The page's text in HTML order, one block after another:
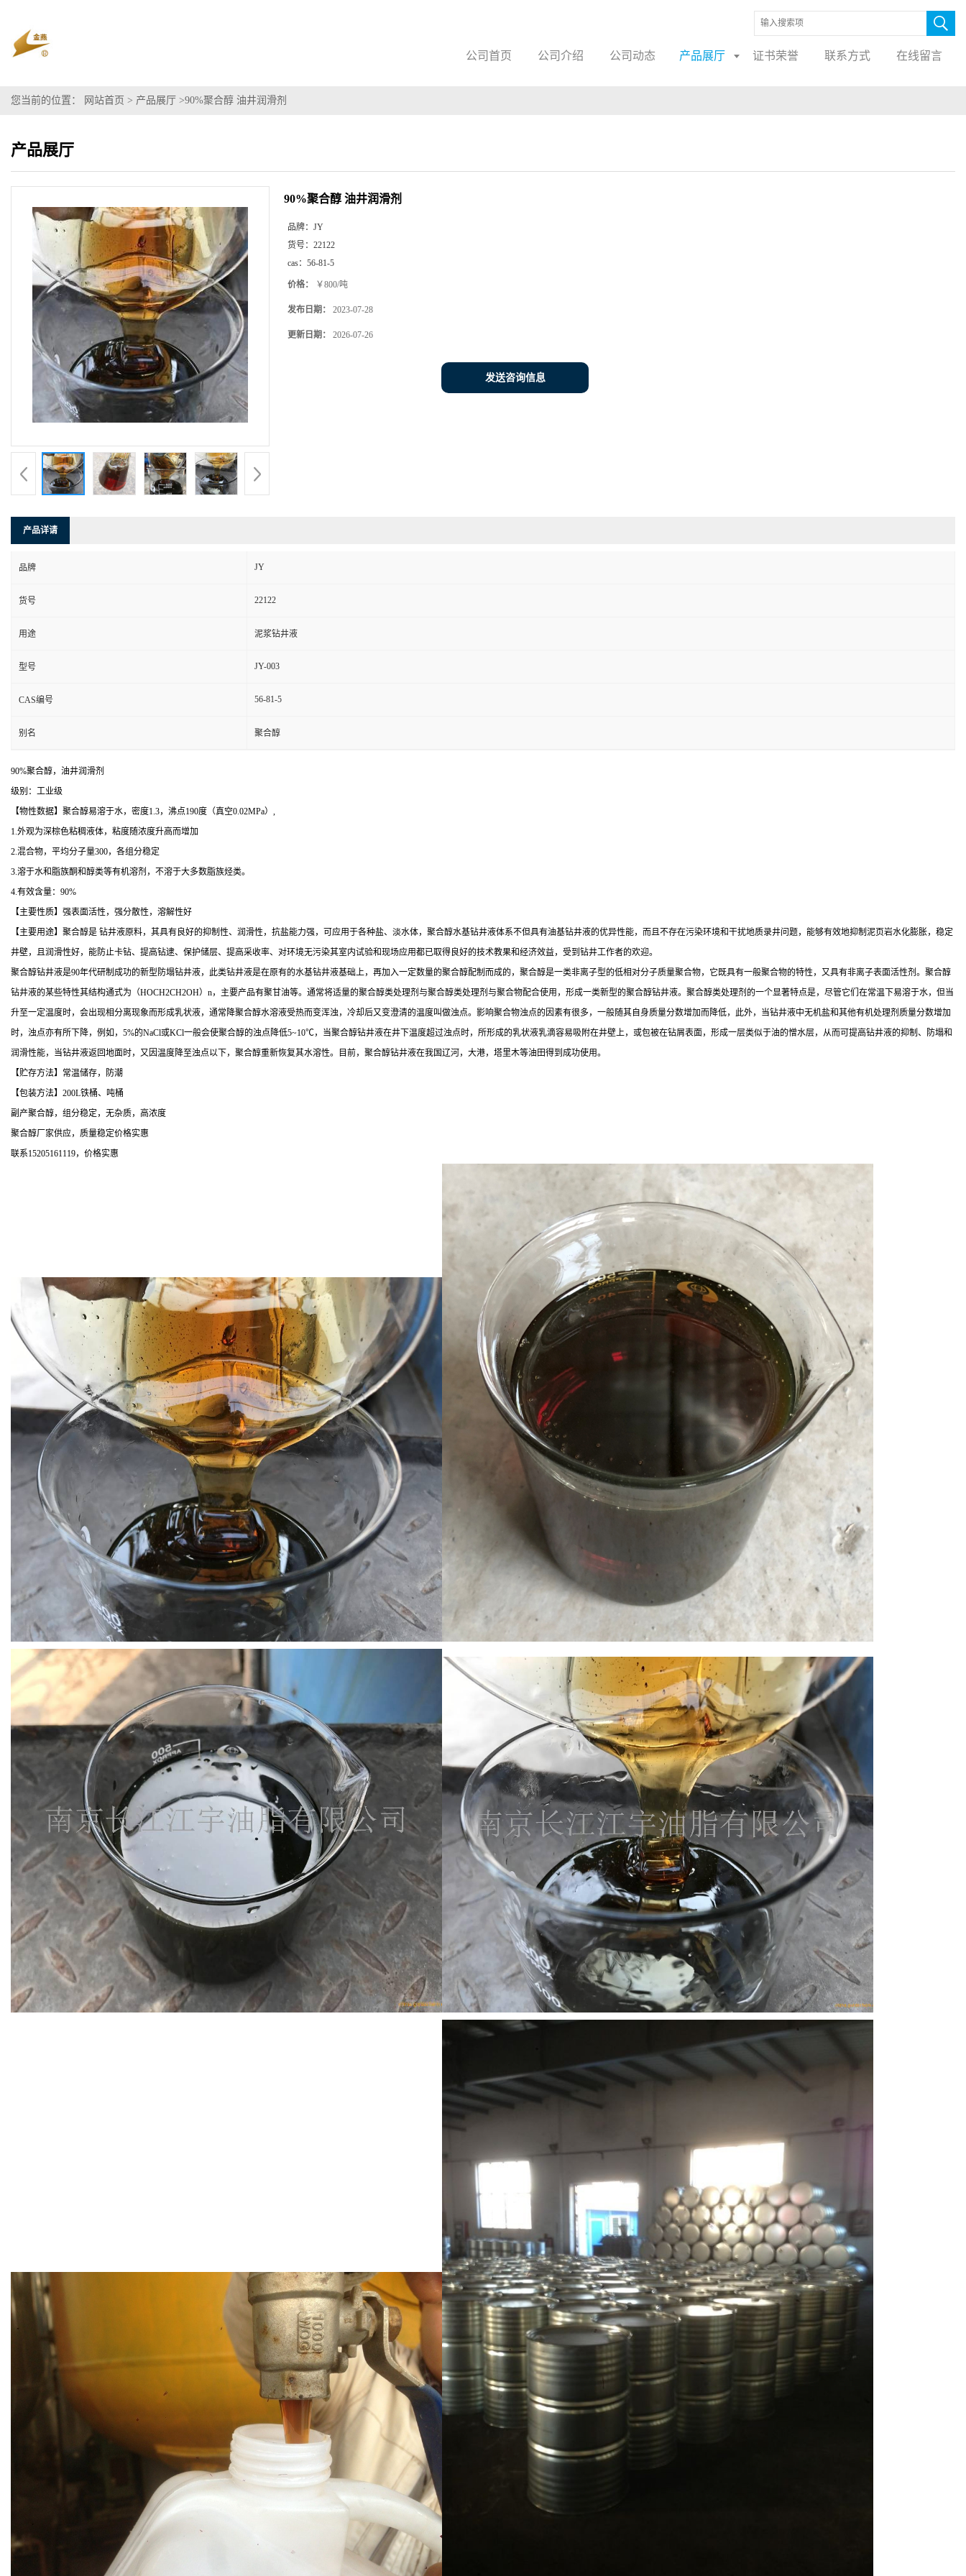
公司首页 公司介绍 公司动态 产品展厅 证书荣誉 联系方式 在线留言
您当前的位置： 网站首页 > 产品展厅 >90%聚合醇 油井润滑剂
产品展厅
90%聚合醇 油井润滑剂
品牌： JY
货号： 22122
cas： 56-81-5
价格： ￥800/吨
发布日期： 2023-07-28
更新日期： 2026-07-26
发送咨询信息
产品详请
品牌 JY
货号 22122
用途 泥浆钻井液
型号 JY-003
CAS编号 56-81-5
别名 聚合醇
90%聚合醇，油井润滑剂
级别：工业级
【物性数据】聚合醇易溶于水，密度1.3，沸点190度（真空0.02MPa）,
1.外观为深棕色粘稠液体，粘度随浓度升高而增加
2.混合物，平均分子量300，各组分稳定
3.溶于水和脂族酮和醇类等有机溶剂，不溶于大多数脂族烃类。
4.有效含量：90%
【主要性质】强表面活性，强分散性，溶解性好
【主要用途】聚合醇是 钻井液原料，其具有良好的抑制性、润滑性，抗盐能力强，可应用于各种盐、淡水体，聚合醇水基钻井液体系不但具有油基钻井液的优异性能，而且不存在污染环境和干扰地质录井问题，能够有效地抑制泥页岩水化膨胀，稳定
井壁，且润滑性好，能防止卡钻、提高钻逮、保护储层、提高采收率、对环境无污染其室内试验和现场应用都已取得良好的技术教果和经济效益，受到钻井工作者的欢迎。
聚合醇钻井液是90年代研制成功的新型防塌钻井液，此类钻井液是在原有的水基钻井液基础上，再加入一定数量的聚合醇配制而成的，聚合醇是一类非离子型的低相对分子质量聚合物，它既具有一般聚合物的特性，又具有非离子表面活性剂。聚合醇
钻井液的某些特性其结构通式为（HOCH2CH2OH）n，主要产品有聚甘油等。通常将适量的聚合醇类处理剂与聚合醇类处理剂与聚合物配合使用，形成一类新型的聚合醇钻井液。聚合醇类处理剂的一个显著特点是，尽管它们在常温下易溶于水，但当
升至一定温度时，会出现相分离现象而形成乳状液，通常降聚合醇水溶液受热而变浑浊，冷却后又变澄清的温度叫做浊点。影响聚合物浊点的因素有很多，一般随其自身质量分数增加而降低，此外，当钻井液中无机盐和其他有机处理剂质量分数增加
时，浊点亦有所下降，例如，5%的NaCl或KCl一般会使聚合醇的浊点降低5~10℃，当聚合醇钻井液在井下温度超过浊点时，所形成的乳状液乳滴容易吸附在井壁上，或包被在钻屑表面，形成一层类似于油的憎水层，从而可提高钻井液的抑制、防塌和
润滑性能，当钻井液返回地面时，又因温度降至浊点以下，聚合醇重新恢复其水溶性。目前，聚合醇钻井液在我国辽河，大港，塔里木等油田得到成功使用。
【贮存方法】常温储存，防潮
【包装方法】200L铁桶、吨桶
副产聚合醇，组分稳定，无杂质，高浓度
聚合醇厂家供应，质量稳定价格实惠
联系15205161119，价格实惠